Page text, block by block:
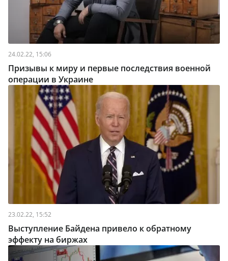
24.02.22, 15:06
Призывы к миру и первые последствия военной
операции в Украине
23.02.22, 15:52
Выступление Байдена привело к обратному
эффекту на биржах